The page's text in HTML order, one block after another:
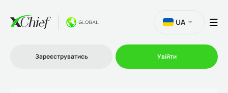
UA
Зареєструватись Увійти